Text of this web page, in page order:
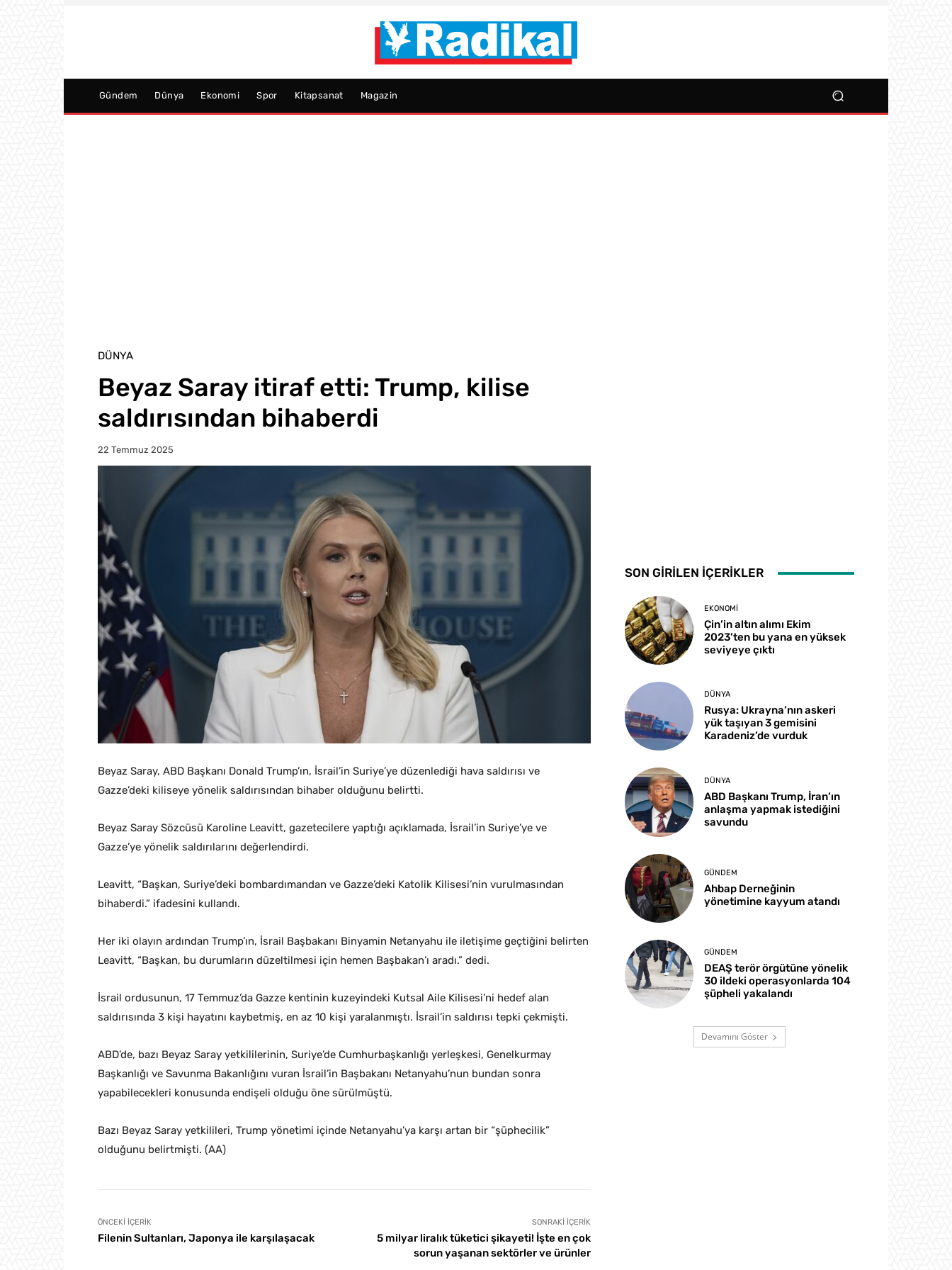
Gündem Dünya Ekonomi Spor Kitapsanat Magazin
DÜNYA
Beyaz Saray itiraf etti: Trump, kilise
saldırısından bihaberdi
22 Temmuz 2025
Beyaz Saray, ABD Başkanı Donald Trump’ın, İsrail’in Suriye’ye düzenlediği hava saldırısı ve
Gazze’deki kiliseye yönelik saldırısından bihaber olduğunu belirtti.
Beyaz Saray Sözcüsü Karoline Leavitt, gazetecilere yaptığı açıklamada, İsrail’in Suriye’ye ve
Gazze’ye yönelik saldırılarını değerlendirdi.
Leavitt, “Başkan, Suriye’deki bombardımandan ve Gazze’deki Katolik Kilisesi’nin vurulmasından
bihaberdi.” ifadesini kullandı.
Her iki olayın ardından Trump’ın, İsrail Başbakanı Binyamin Netanyahu ile iletişime geçtiğini belirten
Leavitt, “Başkan, bu durumların düzeltilmesi için hemen Başbakan’ı aradı.” dedi.
İsrail ordusunun, 17 Temmuz’da Gazze kentinin kuzeyindeki Kutsal Aile Kilisesi’ni hedef alan
saldırısında 3 kişi hayatını kaybetmiş, en az 10 kişi yaralanmıştı. İsrail’in saldırısı tepki çekmişti.
ABD’de, bazı Beyaz Saray yetkililerinin, Suriye’de Cumhurbaşkanlığı yerleşkesi, Genelkurmay
Başkanlığı ve Savunma Bakanlığını vuran İsrail’in Başbakanı Netanyahu’nun bundan sonra
yapabilecekleri konusunda endişeli olduğu öne sürülmüştü.
Bazı Beyaz Saray yetkilileri, Trump yönetimi içinde Netanyahu’ya karşı artan bir “şüphecilik”
olduğunu belirtmişti. (AA)
ÖNCEKI İÇERIK
Filenin Sultanları, Japonya ile karşılaşacak
SONRAKI İÇERIK
5 milyar liralık tüketici şikayeti! İşte en çok
sorun yaşanan sektörler ve ürünler
SON GİRİLEN İÇERİKLER
EKONOMI
Çin’in altın alımı Ekim
2023’ten bu yana en yüksek
seviyeye çıktı
DÜNYA
Rusya: Ukrayna’nın askeri
yük taşıyan 3 gemisini
Karadeniz’de vurduk
DÜNYA
ABD Başkanı Trump, İran’ın
anlaşma yapmak istediğini
savundu
GÜNDEM
Ahbap Derneğinin
yönetimine kayyum atandı
GÜNDEM
DEAŞ terör örgütüne yönelik
30 ildeki operasyonlarda 104
şüpheli yakalandı
Devamını Göster